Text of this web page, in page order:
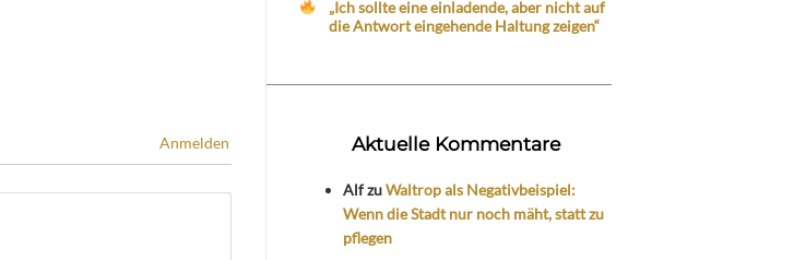
Anmelden
„Ich sollte eine einladende, aber nicht auf
die Antwort eingehende Haltung zeigen“
Aktuelle Kommentare
AlfzuWaltrop als Negativbeispiel:
Wenn die Stadt nur noch mäht, statt zu
pflegen